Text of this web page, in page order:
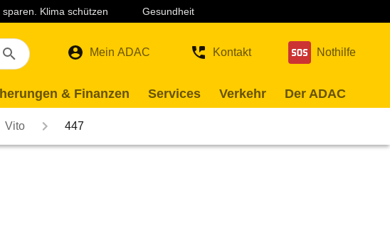
sparen. Klima schützen Gesundheit
Mein ADAC Kontakt Nothilfe
& Finanzen Services Verkehr Der ADAC
Vito 447